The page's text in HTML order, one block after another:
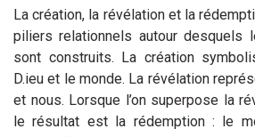
La création, la révélation et la
piliers relationnels autour desquels
sont construits. La création
D.ieu et le monde. La révélation
et nous. Lorsque l’on superpose la
le résultat est la rédemption : le